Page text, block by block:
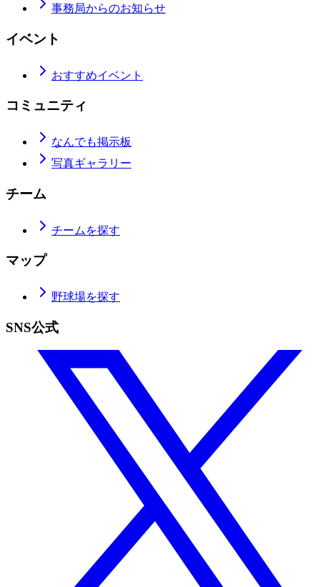
事務局からのお知らせ
イベント
おすすめイベント
コミュニティ
なんでも掲示板
写真ギャラリー
チーム
チームを探す
マップ
野球場を探す
SNS公式